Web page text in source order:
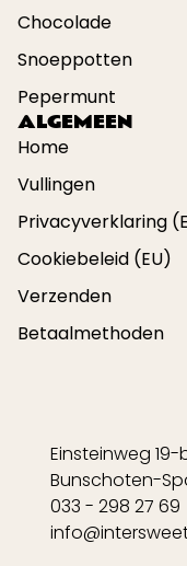
Chocolade
Snoeppotten
Pepermunt
ALGEMEEN
Home
Vullingen
Privacyverklaring
Cookiebeleid (EU)
Verzenden
Betaalmethoden
Einsteinweg 19-
Bunschoten-
033 - 298 27 69